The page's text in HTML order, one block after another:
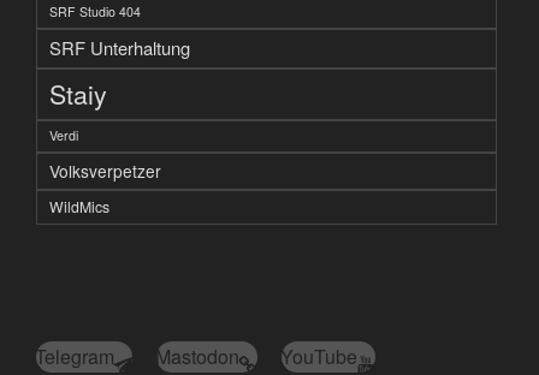
SRF Studio 404
SRF Unterhaltung
Staiy
Verdi
Volksverpetzer
WildMics
Telegram Mastodon YouTube